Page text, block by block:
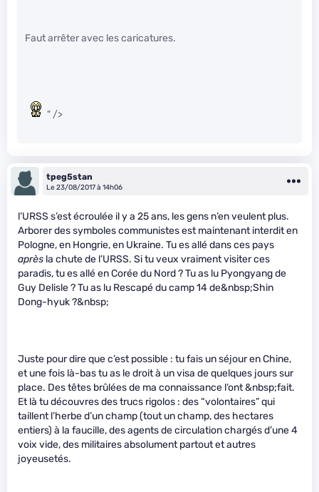
Faut arrêter avec les caricatures.
" />
tpeg5stan
Le 23/08/2017 à 14h06
l’URSS s’est écroulée il y a 25 ans, les gens n’en veulent plus.
Arborer des symboles communistes est maintenant interdit en
Pologne, en Hongrie, en Ukraine. Tu es allé dans ces pays
après la chute de l’URSS. Si tu veux vraiment visiter ces
paradis, tu es allé en Corée du Nord ? Tu as lu Pyongyang de
Guy Delisle ? Tu as lu Rescapé du camp 14 de&nbsp;Shin
Dong-hyuk ?&nbsp;
Juste pour dire que c’est possible : tu fais un séjour en Chine,
et une fois là-bas tu as le droit à un visa de quelques jours sur
place. Des têtes brûlées de ma connaissance l’ont &nbsp;fait.
Et là tu découvres des trucs rigolos : des “volontaires” qui
taillent l’herbe d’un champ (tout un champ, des hectares
entiers) à la faucille, des agents de circulation chargés d’une 4
voix vide, des militaires absolument partout et autres
joyeusetés.